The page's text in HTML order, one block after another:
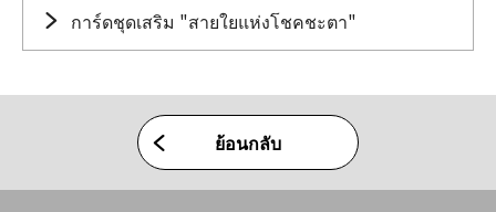
การ์ดชุดเสริม "สายใยแห่งโชคชะตา"
ย้อนกลับ